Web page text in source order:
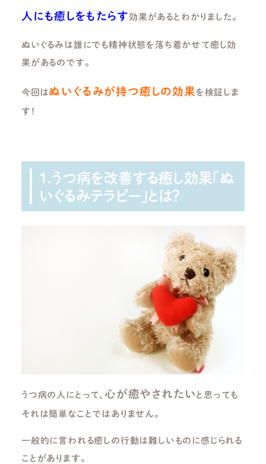
人にも癒しをもたらす効果があるとわかりました。
ぬいぐるみは誰にでも精神状態を落ち着かせて癒し効
果があるのです。
今回はぬいぐるみが持つ癒しの効果を検証しま
す！
1.うつ病を改善する癒し効果「ぬ
いぐるみテラピー」とは？
うつ病の人にとって、 心が癒やされたいと思っても
それは簡単なことではありません。
一般的に言われる癒しの行動は難しいものに感じられる
ことがあります。